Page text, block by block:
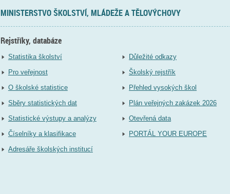
MINISTERSTVO ŠKOLSTVÍ, MLÁDEŽE A TĚLOVÝCHOVY
Rejstříky, databáze
Statistika školství
Pro veřejnost
O školské statistice
Sběry statistických dat
Statistické výstupy a analýzy
Číselníky a klasifikace
Adresáře školských institucí
Důležité odkazy
Školský rejstřík
Přehled vysokých škol
Plán veřejných zakázek 2026
Otevřená data
PORTÁL YOUR EUROPE